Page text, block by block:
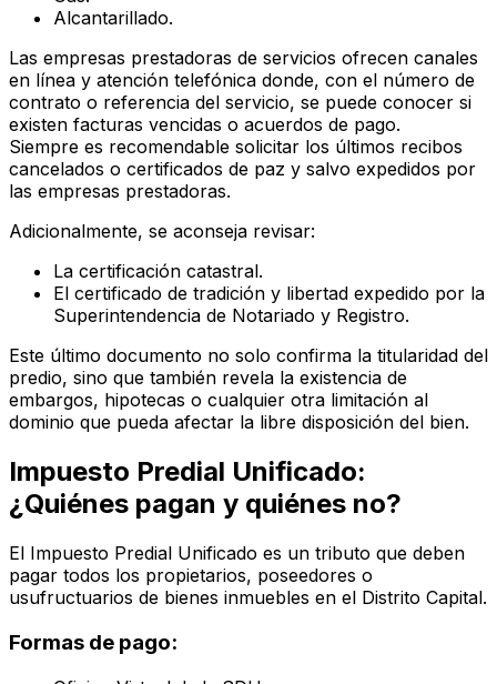
Alcantarillado.
Las empresas prestadoras de servicios ofrecen canales
en línea y atención telefónica donde, con el número de
contrato o referencia del servicio, se puede conocer si
existen facturas vencidas o acuerdos de pago.
Siempre es recomendable solicitar los últimos recibos
cancelados o certificados de paz y salvo expedidos por
las empresas prestadoras.
Adicionalmente, se aconseja revisar:
La certificación catastral.
El certificado de tradición y libertad expedido por la
Superintendencia de Notariado y Registro.
Este último documento no solo confirma la titularidad del
predio, sino que también revela la existencia de
embargos, hipotecas o cualquier otra limitación al
dominio que pueda afectar la libre disposición del bien.
Impuesto Predial Unificado:
¿Quiénes pagan y quiénes no?
El Impuesto Predial Unificado es un tributo que deben
pagar todos los propietarios, poseedores o
usufructuarios de bienes inmuebles en el Distrito Capital.
Formas de pago: